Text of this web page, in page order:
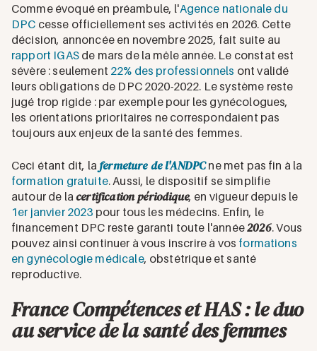
Comme évoqué en préambule, l'Agence nationale du
DPC cesse officiellement ses activités en 2026. Cette
décision, annoncée en novembre 2025, fait suite au
rapport IGASde mars de la mêle année. Le constat est
sévère : seulement 22% des professionnels ont validé
leurs obligations de DPC 2020-2022. Le système reste
jugé trop rigide : par exemple pour les gynécologues,
les orientations prioritaires ne correspondaient pas
toujours aux enjeux de la santé des femmes.
Ceci étant dit, la fermeture de l'ANDPCne met pas fin à la
formation gratuite. Aussi, le dispositif se simplifie
autour de lacertification périodique, en vigueur depuis le
1er janvier 2023 pour tous les médecins. Enfin, le
financement DPC reste garanti toute l'année2026. Vous
pouvez ainsi continuer à vous inscrire à vos formations
en gynécologie médicale, obstétrique et santé
reproductive.
France Compétences et HAS : le duo
au service de la santé des femmes